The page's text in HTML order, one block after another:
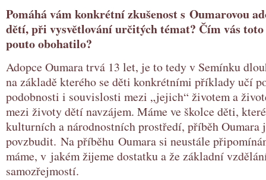
Pomáhá vám konkrétní zkušenost s Oumarovou
dětí, při vysvětlování určitých témat? Čím vás toto
pouto obohatilo?
Adopce Oumara trvá 13 let, je to tedy v Semínku
na základě kterého se děti konkrétními příklady učí
podobnosti i souvislosti mezi „jejich“ životem a
mezi životy dětí navzájem. Máme ve školce děti,
kulturních a národnostních prostředí, příběh Oumara
povzbudit. Na příběhu Oumara si neustále
máme, v jakém žijeme dostatku a že základní
samozřejmostí.